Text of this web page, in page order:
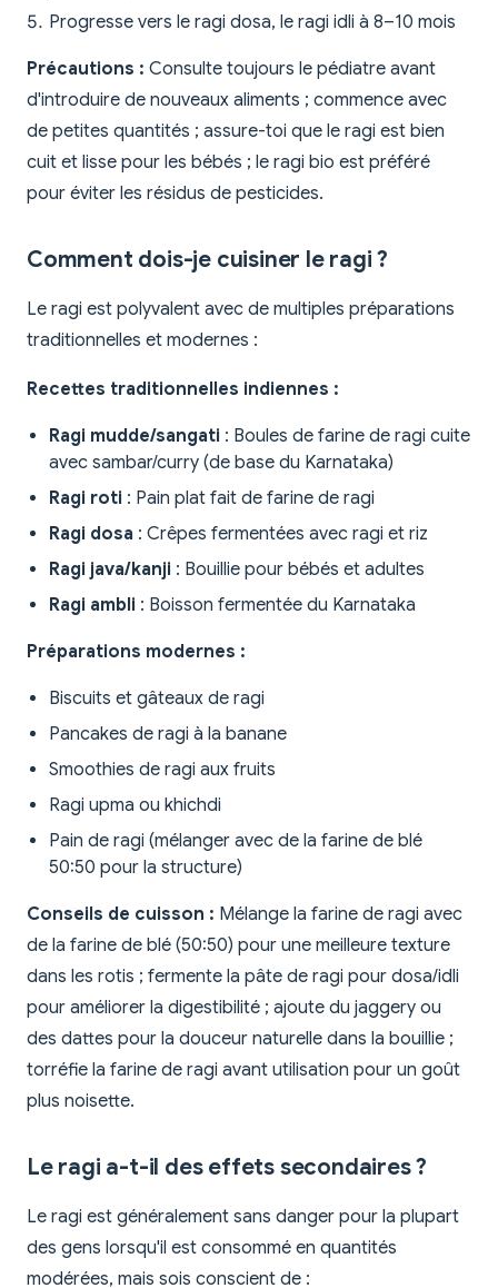
Progresse vers le ragi dosa, le ragi idli à 8–10 mois
Précautions : Consulte toujours le pédiatre avant
d'introduire de nouveaux aliments ; commence avec
de petites quantités ; assure-toi que le ragi est bien
cuit et lisse pour les bébés ; le ragi bio est préféré
pour éviter les résidus de pesticides.
Comment dois-je cuisiner le ragi ?
Le ragi est polyvalent avec de multiples préparations
traditionnelles et modernes :
Recettes traditionnelles indiennes :
Ragi mudde/sangati : Boules de farine de ragi cuite
avec sambar/curry (de base du Karnataka)
Ragi roti : Pain plat fait de farine de ragi
Ragi dosa : Crêpes fermentées avec ragi et riz
Ragi java/kanji : Bouillie pour bébés et adultes
Ragi ambli : Boisson fermentée du Karnataka
Préparations modernes :
Biscuits et gâteaux de ragi
Pancakes de ragi à la banane
Smoothies de ragi aux fruits
Ragi upma ou khichdi
Pain de ragi (mélanger avec de la farine de blé
50:50 pour la structure)
Conseils de cuisson : Mélange la farine de ragi avec
de la farine de blé (50:50) pour une meilleure texture
dans les rotis ; fermente la pâte de ragi pour dosa/idli
pour améliorer la digestibilité ; ajoute du jaggery ou
des dattes pour la douceur naturelle dans la bouillie ;
torréfie la farine de ragi avant utilisation pour un goût
plus noisette.
Le ragi a-t-il des effets secondaires ?
Le ragi est généralement sans danger pour la plupart
des gens lorsqu'il est consommé en quantités
modérées, mais sois conscient de :